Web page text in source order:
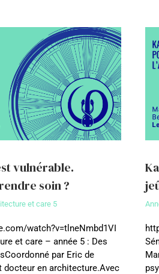
vulnérable.
soin ?
et care 5
watch?v=tlneNmbd1VI
et care – année 5 : Des
par Eric de
docteur en architecture.Avec